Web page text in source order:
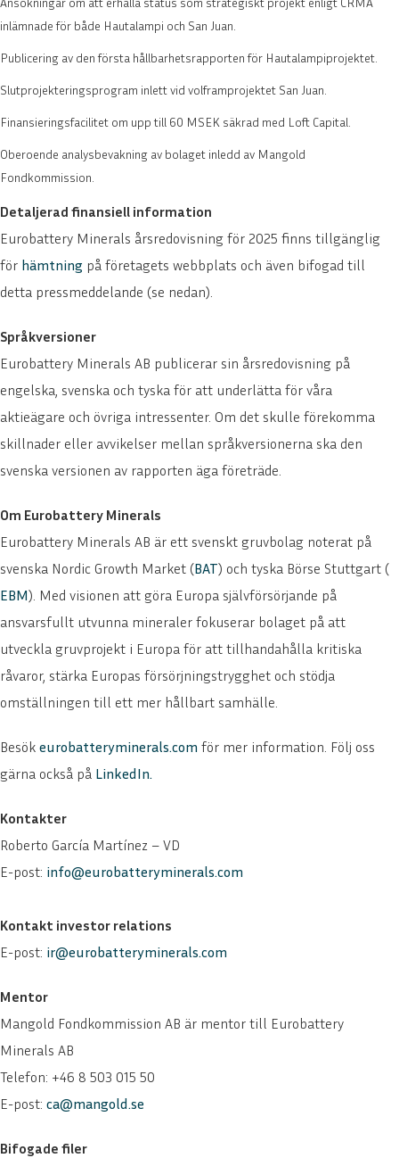
inlämnade för både Hautalampi och San Juan.
Publicering av den första hållbarhetsrapporten för Hautalampiprojektet.
Slutprojekteringsprogram inlett vid volframprojektet San Juan.
Finansieringsfacilitet om upp till 60 MSEK säkrad med Loft Capital.
Oberoende analysbevakning av bolaget inledd av Mangold
Fondkommission.
Detaljerad finansiell information
Eurobattery Minerals årsredovisning för 2025 finns tillgänglig
för hämtning på företagets webbplats och även bifogad till
detta pressmeddelande (se nedan).
Språkversioner
Eurobattery Minerals AB publicerar sin årsredovisning på
engelska, svenska och tyska för att underlätta för våra
aktieägare och övriga intressenter. Om det skulle förekomma
skillnader eller avvikelser mellan språkversionerna ska den
svenska versionen av rapporten äga företräde.
Om Eurobattery Minerals
Eurobattery Minerals AB är ett svenskt gruvbolag noterat på
svenska Nordic Growth Market (BAT) och tyska Börse Stuttgart (
EBM). Med visionen att göra Europa självförsörjande på
ansvarsfullt utvunna mineraler fokuserar bolaget på att
utveckla gruvprojekt i Europa för att tillhandahålla kritiska
råvaror, stärka Europas försörjningstrygghet och stödja
omställningen till ett mer hållbart samhälle.
Besök eurobatteryminerals.com för mer information. Följ oss
gärna också på LinkedIn.
Kontakter
Roberto García Martínez – VD
E-post: info@eurobatteryminerals.com
Kontakt investor relations
E-post: ir@eurobatteryminerals.com
Mentor
Mangold Fondkommission AB är mentor till Eurobattery
Minerals AB
Telefon: +46 8 503 015 50
E-post: ca@mangold.se
Bifogade filer